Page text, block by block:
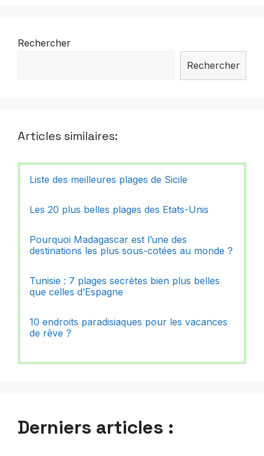
Rechercher
Rechercher
Articles similaires:
Liste des meilleures plages de Sicile
Les 20 plus belles plages des Etats-Unis
Pourquoi Madagascar est l’une des
destinations les plus sous-cotées au monde ?
Tunisie : 7 plages secrètes bien plus belles
que celles d’Espagne
10 endroits paradisiaques pour les vacances
de rêve ?
Derniers articles :